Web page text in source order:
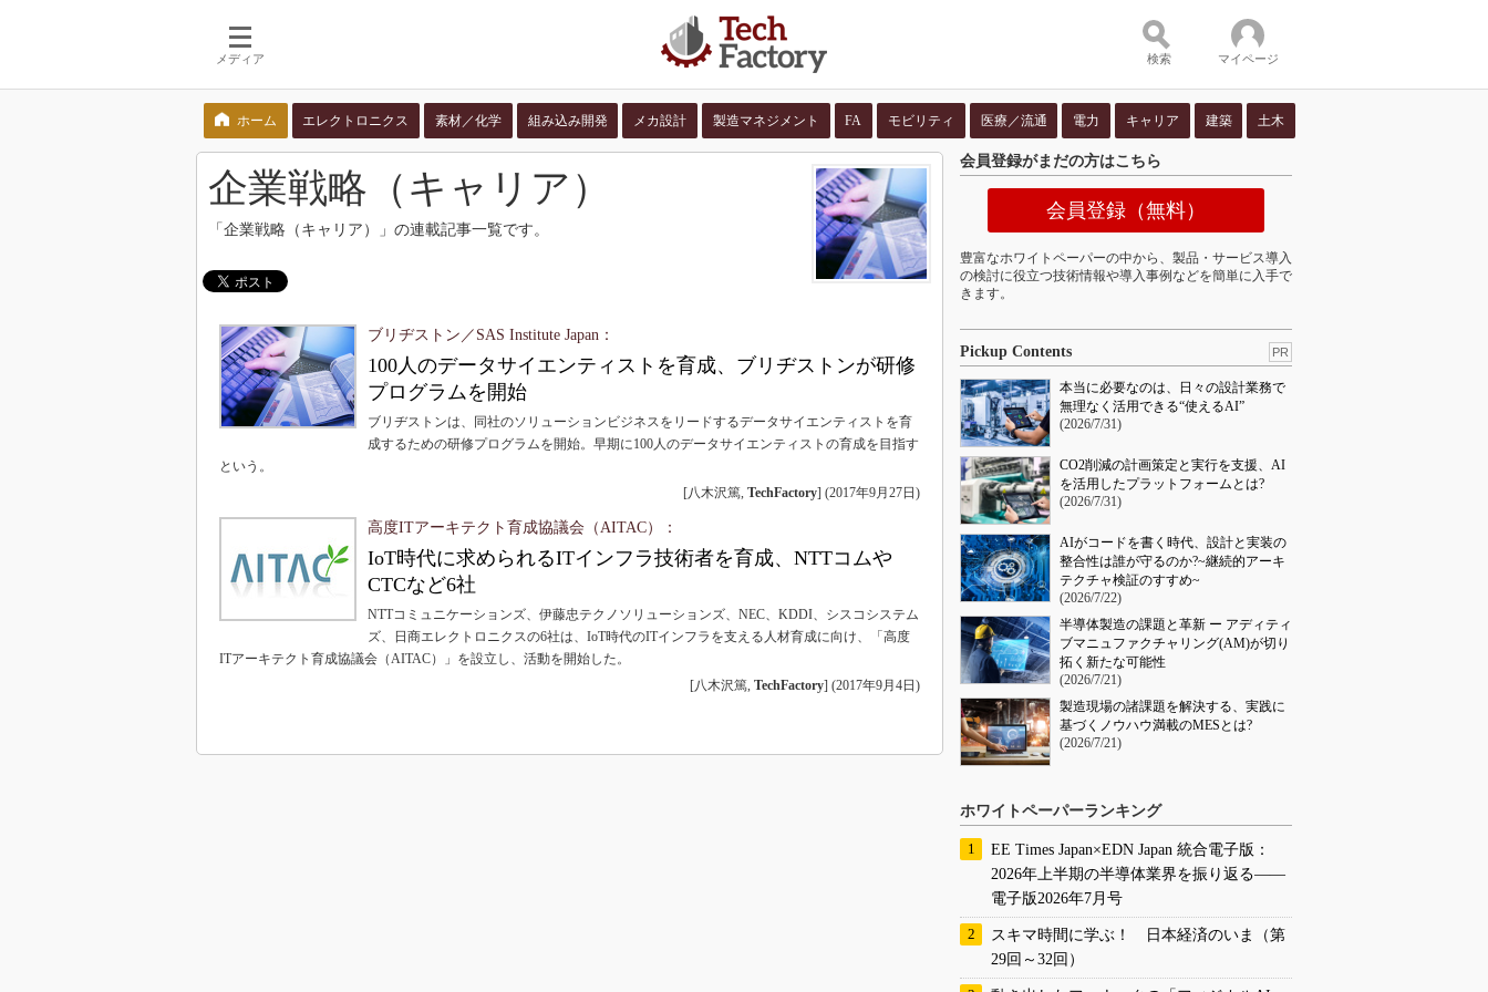
メディア
検索語を入力してください コンテンツ：
並び順：
検索 マイページ
ホーム エレクトロニクス 素材／化学 組み込み開発 メカ設計 製造マネジメント FA モビリティ 医療／流通 電力 キャリア 建築 土木
企業戦略（キャリア）
「企業戦略（キャリア）」の連載記事一覧です。
ブリヂストン／SAS Institute Japan：
100人のデータサイエンティストを育成、ブリヂストンが研修
プログラムを開始
ブリヂストンは、同社のソリューションビジネスをリードするデータサイエンティストを育
成するための研修プログラムを開始。早期に100人のデータサイエンティストの育成を目指す
という。
[八木沢篤, TechFactory] (2017年9月27日 )
高度ITアーキテクト育成協議会（AITAC）：
IoT時代に求められるITインフラ技術者を育成、NTTコムや
CTCなど6社
NTTコミュニケーションズ、伊藤忠テクノソリューションズ、NEC、KDDI、シスコシステム
ズ、日商エレクトロニクスの6社は、IoT時代のITインフラを支える人材育成に向け、「高度
ITアーキテクト育成協議会（AITAC）」を設立し、活動を開始した。
[八木沢篤, TechFactory] (2017年9月4日 )
会員登録がまだの方はこちら
会員登録（無料）
豊富なホワイトペーパーの中から、製品・サービス導入
の検討に役立つ技術情報や導入事例などを簡単に入手で
きます。
Pickup Contents PR
本当に必要なのは、日々の設計業務で
無理なく活用できる“使えるAI”
(2026/7/31)
CO2削減の計画策定と実行を支援、AI
を活用したプラットフォームとは?
(2026/7/31)
AIがコードを書く時代、設計と実装の
整合性は誰が守るのか?~継続的アーキ
テクチャ検証のすすめ~
(2026/7/22)
半導体製造の課題と革新 ー アディティ
ブマニュファクチャリング(AM)が切り
拓く新たな可能性
(2026/7/21)
製造現場の諸課題を解決する、実践に
基づくノウハウ満載のMESとは?
(2026/7/21)
ホワイトペーパーランキング
EE Times Japan×EDN Japan 統合電子版：
2026年上半期の半導体業界を振り返る――
電子版2026年7月号
スキマ時間に学ぶ！ 日本経済のいま（第
29回～32回）